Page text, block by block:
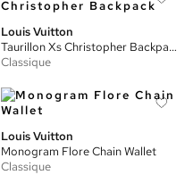
Louis Vuitton
Taurillon Xs Christopher Backpack
Classique
Louis Vuitton
Monogram Flore Chain Wallet
Classique